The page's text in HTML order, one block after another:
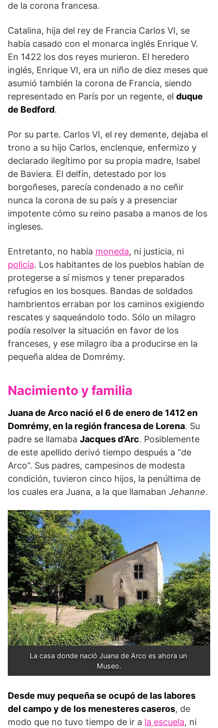
de la corona francesa.
Catalina, hija del rey de Francia Carlos VI, se
había casado con el monarca inglés Enrique V.
En 1422 los dos reyes murieron. El heredero
inglés, Enrique VI, era un niño de diez meses que
asumió también la corona de Francia, siendo
representado en París por un regente, el duque
de Bedford.
Por su parte. Carlos VI, el rey demente, dejaba el
trono a su hijo Carlos, enclenque, enfermizo y
declarado ilegítimo por su propia madre, Isabel
de Baviera. El delfín, detestado por los
borgoñeses, parecía condenado a no ceñir
nunca la corona de su país y a presenciar
impotente cómo su reino pasaba a manos de los
ingleses.
Entretanto, no había moneda, ni justicia, ni
policía. Los habitantes de los pueblos habían de
protegerse a sí mismos y tener preparados
refugios en los bosques. Bandas de soldados
hambrientos erraban por los caminos exigiendo
rescates y saqueándolo todo. Sólo un milagro
podía resolver la situación en favor de los
franceses, y ese milagro iba a producirse en la
pequeña aldea de Domrémy.
Nacimiento y familia
Juana de Arco nació el 6 de enero de 1412 en
Domrémy, en la región francesa de Lorena. Su
padre se llamaba Jacques d’Arc. Posiblemente
de este apellido derivó tiempo después a “de
Arco”. Sus padres, campesinos de modesta
condición, tuvieron cinco hijos, la penúltima de
los cuales era Juana, a la que llamaban Jehanne.
La casa donde nació Juana de Arco es ahora un
Museo.
Desde muy pequeña se ocupó de las labores
del campo y de los menesteres caseros, de
modo que no tuvo tiempo de ir a la escuela, ni